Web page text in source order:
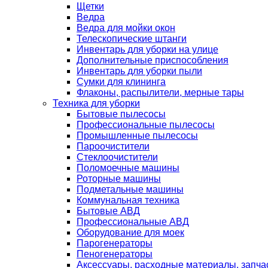
Щетки
Ведра
Ведра для мойки окон
Телескопические штанги
Инвентарь для уборки на улице
Дополнительные приспособления
Инвентарь для уборки пыли
Сумки для клининга
Флаконы, распылители, мерные тары
Техника для уборки
Бытовые пылесосы
Профессиональные пылесосы
Промышленные пылесосы
Пароочистители
Стеклоочистители
Поломоечные машины
Роторные машины
Подметальные машины
Коммунальная техника
Бытовые АВД
Профессиональные АВД
Оборудование для моек
Парогенераторы
Пеногенераторы
Аксессуары, расходные материалы,